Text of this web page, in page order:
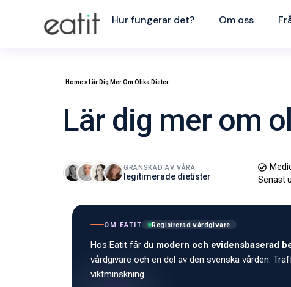
Hur fungerar det? Om oss
Home» Lär Dig Mer Om Olika Dieter
Lär dig mer om
GRANSKAD AV VÅRA
legitimerade dietister
Senast
OM EATIT Registrerad vårdgivare
Hos Eatit får du modern och evidensbaserad
vårdgivare och en del av den svenska vården.
viktminskning.